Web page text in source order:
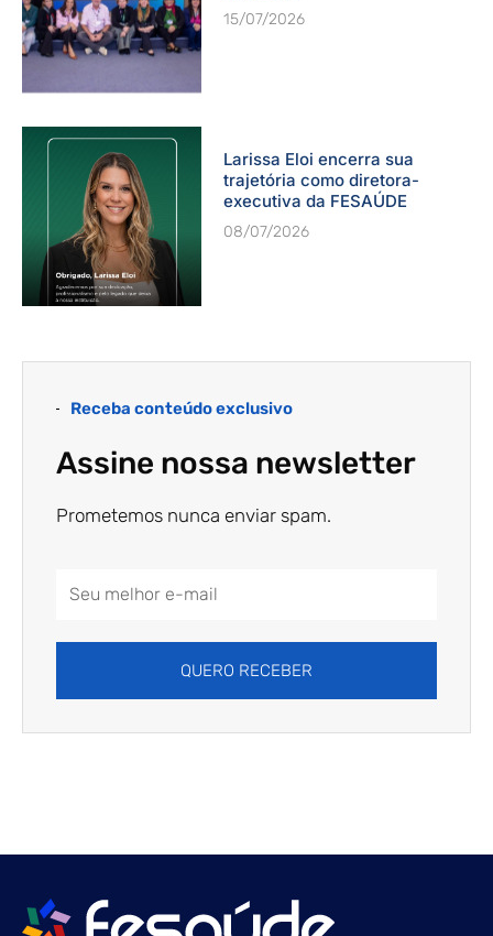
15/07/2026
Larissa Eloi encerra sua
trajetória como diretora-
executiva da FESAÚDE
08/07/2026
Receba conteúdo exclusivo
Assine nossa newsletter
Prometemos nunca enviar spam.
QUERO RECEBER